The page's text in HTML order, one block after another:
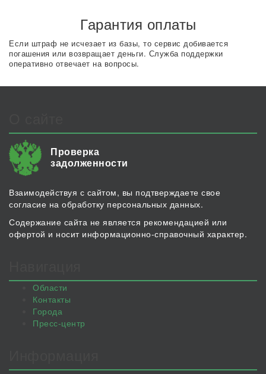
Гарантия оплаты
Если штраф не исчезает из базы, то сервис добивается
погашения или возвращает деньги. Служба поддержки
оперативно отвечает на вопросы.
Проверка
задолженности
Взаимодействуя с сайтом, вы подтверждаете свое
согласие на обработку персональных данных.
Содержание сайта не является рекомендацией или
офертой и носит информационно-справочный характер.
Области
Контакты
Города
Пресс-центр